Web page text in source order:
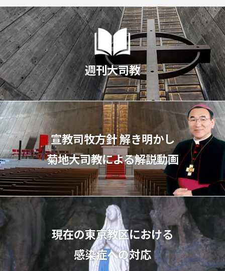
週刊大司教
宣教司牧⽅針 解き明かし
菊地⼤司教による解説動画
現在の東京教区における
感染症への対応